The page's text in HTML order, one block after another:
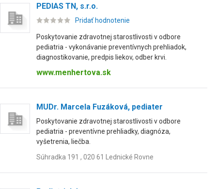
PEDIAS TN, s.r.o.
Pridať hodnotenie
Poskytovanie zdravotnej starostlivosti v odbore
pediatria - vykonávanie preventívnych prehliadok,
diagnostikovanie, predpis liekov, odber krvi.
www.menhertova.sk
MUDr. Marcela Fuzáková, pediater
Poskytovanie zdravotnej starostlivosti v odbore
pediatria - preventívne prehliadky, diagnóza,
vyšetrenia, liečba.
Súhradka 191 , 020 61 Lednické Rovne